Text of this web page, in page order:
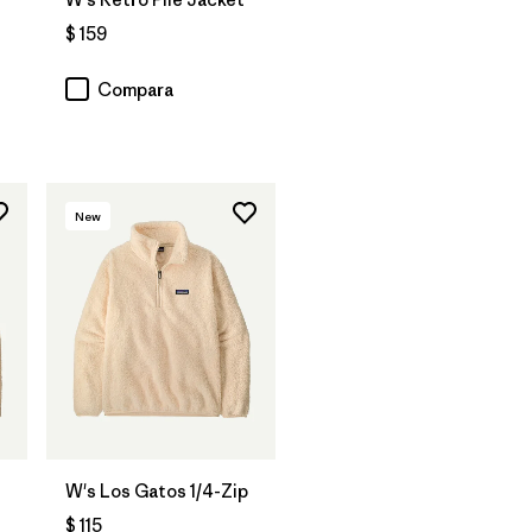
$ 159
Compara
New
W's Los Gatos 1/4-Zip
$ 115